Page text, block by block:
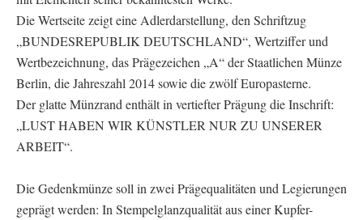
Die Wertseite zeigt eine Adlerdarstellung, den Schriftzug
„BUNDESREPUBLIK DEUTSCHLAND“, Wertziffer und
Wertbezeichnung, das Prägezeichen „A“ der Staatlichen Münze
Berlin, die Jahreszahl 2014 sowie die zwölf Europasterne.
Der glatte Münzrand enthält in vertiefter Prägung die Inschrift:
„LUST HABEN WIR KÜNSTLER NUR ZU UNSERER
ARBEIT“.
Die Gedenkmünze soll in zwei Prägequalitäten und Legierungen
geprägt werden: In Stempelglanzqualität aus einer Kupfer-